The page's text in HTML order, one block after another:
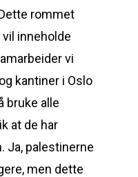
rommet
inneholde
vi
kantiner i Oslo
bruke alle
at de har
Ja, palestinerne
men dette